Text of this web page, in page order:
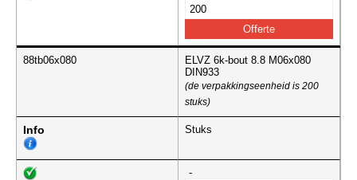
88tb06x080
ELVZ 6k-bout 8.8 M06x080
DIN933
(de verpakkingseenheid is 200
stuks)
Info Stuks
-